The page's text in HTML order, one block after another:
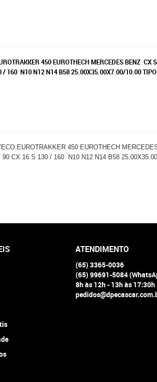
450 EUROTHECH MERCEDES BENZ
/ 160 N10 N12 N14 B58 25.00X35.00X7.00/10.00
EUROTRAKKER 450 EUROTHECH
CX 16 S 130 / 160 N10 N12 N14 B58
ATENDIMENTO
(65) 3365-0036
(65) 99691-5084
8h às 12h - 13h às 17:30h